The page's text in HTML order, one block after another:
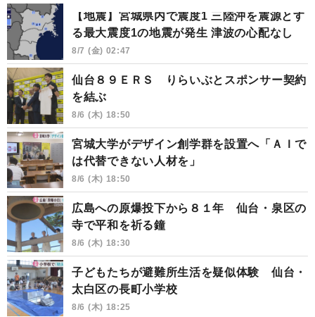
【地震】宮城県内で震度1 三陸沖を震源とす
る最大震度1の地震が発生 津波の心配なし
8/7 (金) 02:47
仙台８９ＥＲＳ りらいぶとスポンサー契約
を結ぶ
8/6 (木) 18:50
宮城大学がデザイン創学群を設置へ「ＡＩで
は代替できない人材を」
8/6 (木) 18:50
広島への原爆投下から８１年 仙台・泉区の
寺で平和を祈る鐘
8/6 (木) 18:30
子どもたちが避難所生活を疑似体験 仙台・
太白区の長町小学校
8/6 (木) 18:25